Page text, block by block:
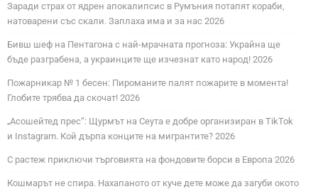
Заради страх от ядрен апокалипсис в Румъния потапят кораби,
натоварени със скали. Заплаха има и за нас 2026
Бивш шеф на Пентагона с най-мрачната прогноза: Украйна ще
бъде разграбена, а украинците ще изчезнат като народ! 2026
Пожарникар № 1 бесен: Пироманите палят пожарите в момента!
Глобите трябва да скочат! 2026
„Асошейтед прес“: Щурмът на Сеута е добре организиран в TikTok
и Instagram. Кой дърпа конците на мигрантите? 2026
С растеж приключи търговията на фондовите борси в Европа 2026
Кошмарът не спира. Нахапаното от куче дете може да загуби окото